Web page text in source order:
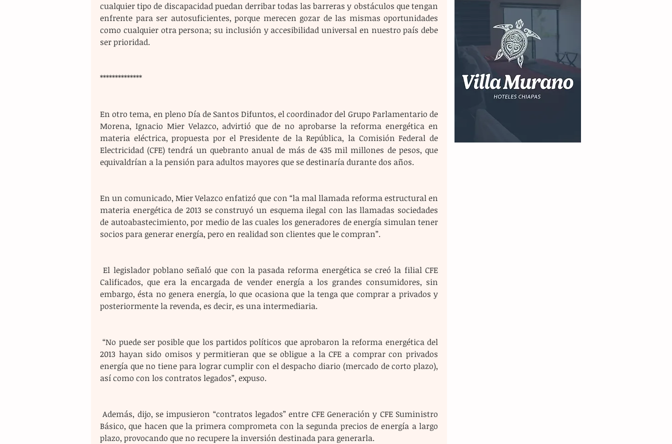
cualquier tipo de discapacidad puedan derribar todas las barreras y obstáculos que tengan
enfrente para ser autosuficientes, porque merecen gozar de las mismas oportunidades
como cualquier otra persona; su inclusión y accesibilidad universal en nuestro país debe
ser prioridad.
**************
En otro tema, en pleno Día de Santos Difuntos, el coordinador del Grupo Parlamentario de
Morena, Ignacio Mier Velazco, advirtió que de no aprobarse la reforma energética en
materia eléctrica, propuesta por el Presidente de la República, la Comisión Federal de
Electricidad (CFE) tendrá un quebranto anual de más de 435 mil millones de pesos, que
equivaldrían a la pensión para adultos mayores que se destinaría durante dos años.
En un comunicado, Mier Velazco enfatizó que con “la mal llamada reforma estructural en
materia energética de 2013 se construyó un esquema ilegal con las llamadas sociedades
de autoabastecimiento, por medio de las cuales los generadores de energía simulan tener
socios para generar energía, pero en realidad son clientes que le compran”.
El legislador poblano señaló que con la pasada reforma energética se creó la filial CFE
Calificados, que era la encargada de vender energía a los grandes consumidores, sin
embargo, ésta no genera energía, lo que ocasiona que la tenga que comprar a privados y
posteriormente la revenda, es decir, es una intermediaria.
“No puede ser posible que los partidos políticos que aprobaron la reforma energética del
2013 hayan sido omisos y permitieran que se obligue a la CFE a comprar con privados
energía que no tiene para lograr cumplir con el despacho diario (mercado de corto plazo),
así como con los contratos legados”, expuso.
Además, dijo, se impusieron “contratos legados” entre CFE Generación y CFE Suministro
Básico, que hacen que la primera comprometa con la segunda precios de energía a largo
plazo, provocando que no recupere la inversión destinada para generarla.